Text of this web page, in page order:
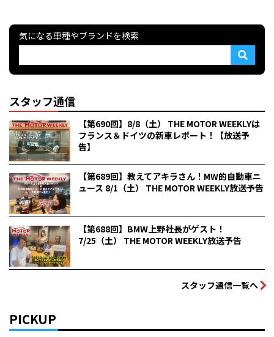
気になる車種やブランドを検索
スタッフ通信
【第690回】8/8（土） THE MOTOR WEEKLYは
フランス＆ドイツの新車レポート！【放送予
告】
【第689回】教えてアキラさん！MW的自動車ニ
ュース 8/1（土） THE MOTOR WEEKLY放送予告
【第688回】BMW上野社長がゲスト！
7/25（土） THE MOTOR WEEKLY放送予告
スタッフ通信一覧へ
PICKUP